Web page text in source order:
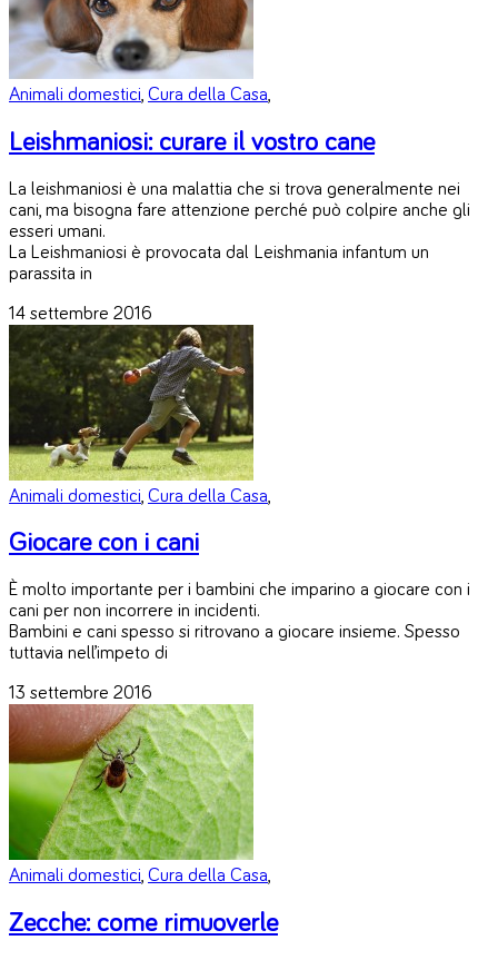
Animali domestici, Cura della Casa,
Leishmaniosi: curare il vostro cane
La leishmaniosi è una malattia che si trova generalmente nei
cani, ma bisogna fare attenzione perché può colpire anche gli
esseri umani.
La Leishmaniosi è provocata dal Leishmania infantum un
parassita in
14 settembre 2016
Animali domestici, Cura della Casa,
Giocare con i cani
È molto importante per i bambini che imparino a giocare con i
cani per non incorrere in incidenti.
Bambini e cani spesso si ritrovano a giocare insieme. Spesso
tuttavia nell’impeto di
13 settembre 2016
Animali domestici, Cura della Casa,
Zecche: come rimuoverle